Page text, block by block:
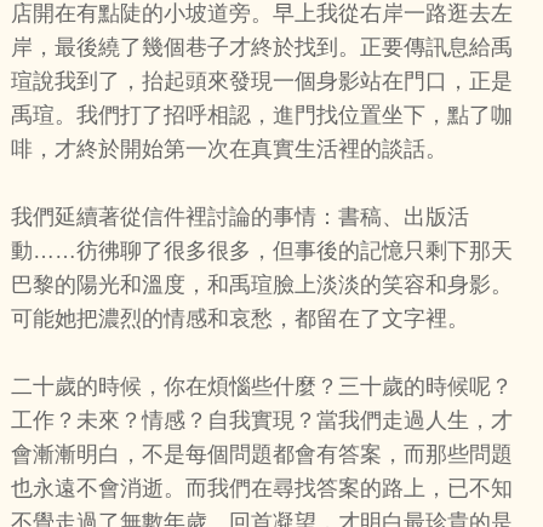
店開在有點陡的小坡道旁。早上我從右岸一路逛去左
岸，最後繞了幾個巷子才終於找到。正要傳訊息給禹
瑄說我到了，抬起頭來發現一個身影站在門口，正是
禹瑄。我們打了招呼相認，進門找位置坐下，點了咖
啡，才終於開始第一次在真實生活裡的談話。
我們延續著從信件裡討論的事情：書稿、出版活
動……彷彿聊了很多很多，但事後的記憶只剩下那天
巴黎的陽光和溫度，和禹瑄臉上淡淡的笑容和身影。
可能她把濃烈的情感和哀愁，都留在了文字裡。
二十歲的時候，你在煩惱些什麼？三十歲的時候呢？
工作？未來？情感？自我實現？當我們走過人生，才
會漸漸明白，不是每個問題都會有答案，而那些問題
也永遠不會消逝。而我們在尋找答案的路上，已不知